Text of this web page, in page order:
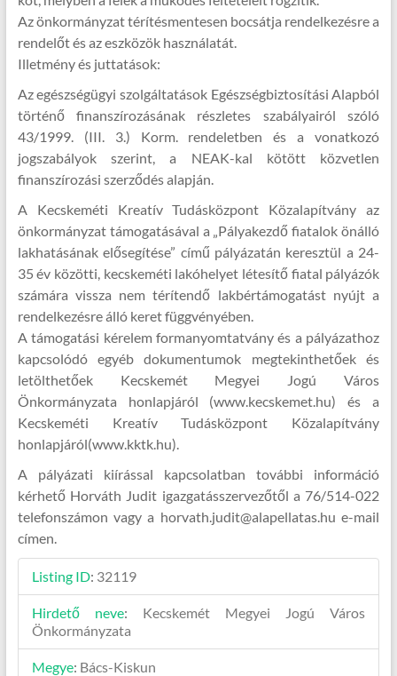
Az önkormányzat térítésmentesen bocsátja rendelkezésre a
rendelőt és az eszközök használatát.
Illetmény és juttatások:
Az egészségügyi szolgáltatások Egészségbiztosítási Alapból
történő finanszírozásának részletes szabályairól szóló
43/1999. (III. 3.) Korm. rendeletben és a vonatkozó
jogszabályok szerint, a NEAK-kal kötött közvetlen
finanszírozási szerződés alapján.
A Kecskeméti Kreatív Tudásközpont Közalapítvány az
önkormányzat támogatásával a „Pályakezdő fiatalok önálló
lakhatásának elősegítése” című pályázatán keresztül a 24-
35 év közötti, kecskeméti lakóhelyet létesítő fiatal pályázók
számára vissza nem térítendő lakbértámogatást nyújt a
rendelkezésre álló keret függvényében.
A támogatási kérelem formanyomtatvány és a pályázathoz
kapcsolódó egyéb dokumentumok megtekinthetőek és
letölthetőek Kecskemét Megyei Jogú Város
Önkormányzata honlapjáról (www.kecskemet.hu) és a
Kecskeméti Kreatív Tudásközpont Közalapítvány
honlapjáról(www.kktk.hu).
A pályázati kiírással kapcsolatban további információ
kérhető Horváth Judit igazgatásszervezőtől a 76/514-022
telefonszámon vagy a horvath.judit@alapellatas.hu e-mail
címen.
Listing ID: 32119
Hirdető neve: Kecskemét Megyei Jogú Város
Önkormányzata
Megye: Bács-Kiskun